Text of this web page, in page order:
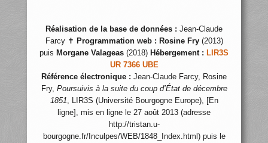
Réalisation de la base de données : Jean-Claude
Farcy ✝ Programmation web : Rosine Fry(2013)
puis Morgane Valageas (2018) Hébergement : LIR3S
UR 7366 UBE
Référence électronique : Jean-Claude Farcy, Rosine
Fry, Poursuivis à la suite du coup d’État de décembre
1851, LIR3S (Université Bourgogne Europe), [En
ligne], mis en ligne le 27 août 2013 (adresse
http://tristan.u-
bourgogne.fr/Inculpes/WEB/1848_Index.html) puis le